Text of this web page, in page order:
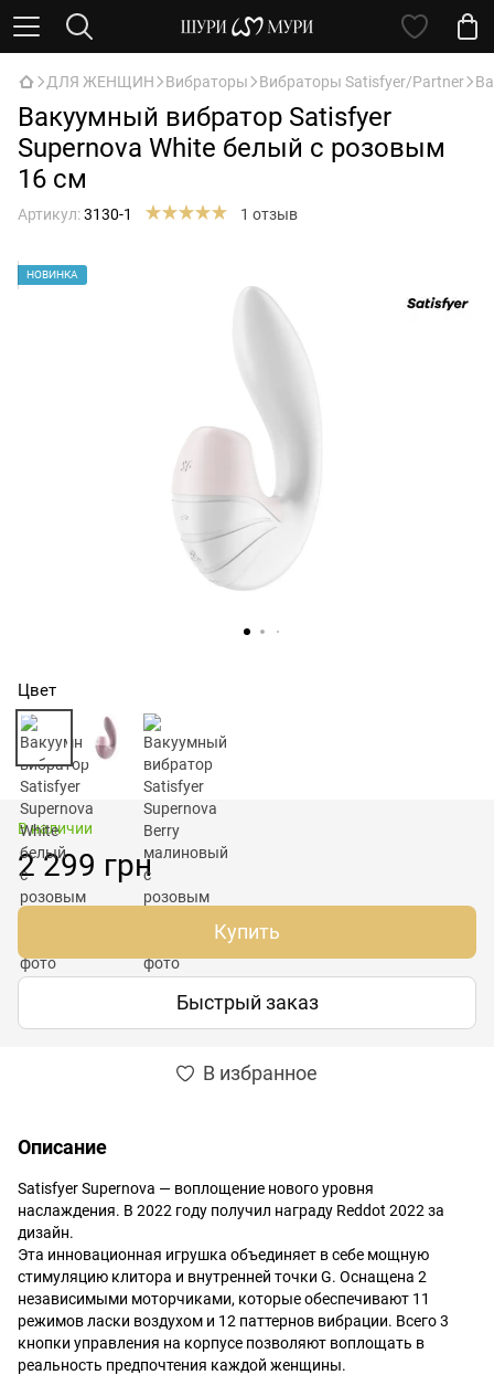
ДЛЯ ЖЕНЩИН Вибраторы Вибраторы Satisfyer/Partner
Вакуумный вибратор Satisfyer
Supernova White белый с розовым
16 см
Артикул:3130-1 1 отзыв
НОВИНКА
Цвет
В наличии
2 299 грн
Купить
Быстрый заказ
В избранное
Описание
Satisfyer Supernova — воплощение нового уровня
наслаждения. В 2022 году получил награду Reddot 2022 за
дизайн.
Эта инновационная игрушка объединяет в себе мощную
стимуляцию клитора и внутренней точки G. Оснащена 2
независимыми моторчиками, которые обеспечивают 11
режимов ласки воздухом и 12 паттернов вибрации. Всего 3
кнопки управления на корпусе позволяют воплощать в
реальность предпочтения каждой женщины.